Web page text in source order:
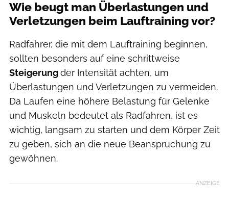
Wie beugt man Überlastungen und
Verletzungen beim Lauftraining vor?
Radfahrer, die mit dem Lauftraining beginnen,
sollten besonders auf eine schrittweise
Steigerungder Intensität achten, um
Überlastungen und Verletzungen zu vermeiden.
Da Laufen eine höhere Belastung für Gelenke
und Muskeln bedeutet als Radfahren, ist es
wichtig, langsam zu starten und dem Körper Zeit
zu geben, sich an die neue Beanspruchung zu
gewöhnen.
ANZEIGE